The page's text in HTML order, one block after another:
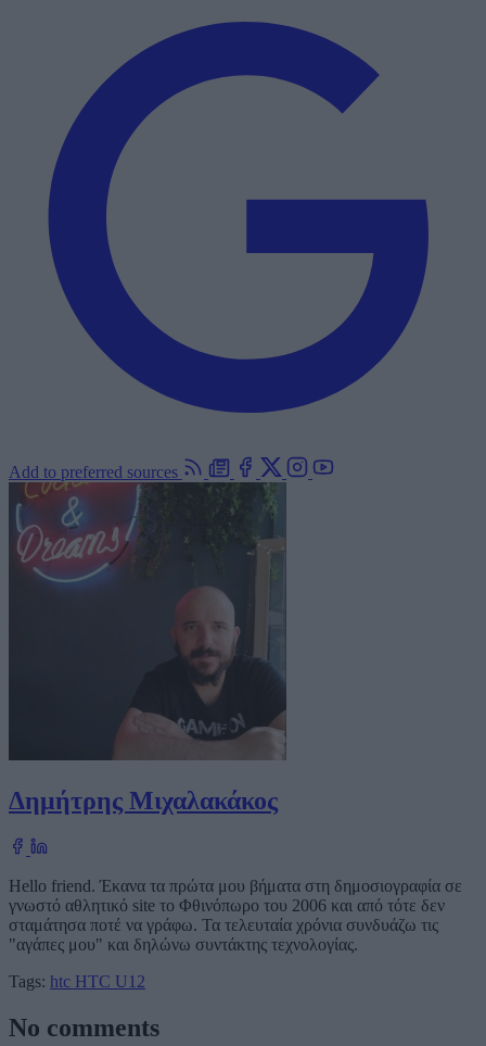
Add to preferred sources
Δημήτρης Μιχαλακάκος
Hello friend. Έκανα τα πρώτα μου βήματα στη δημοσιογραφία σε
γνωστό αθλητικό site το Φθινόπωρο του 2006 και από τότε δεν
σταμάτησα ποτέ να γράφω. Τα τελευταία χρόνια συνδυάζω τις
"αγάπες μου" και δηλώνω συντάκτης τεχνολογίας.
Tags: htc HTC U12
No comments